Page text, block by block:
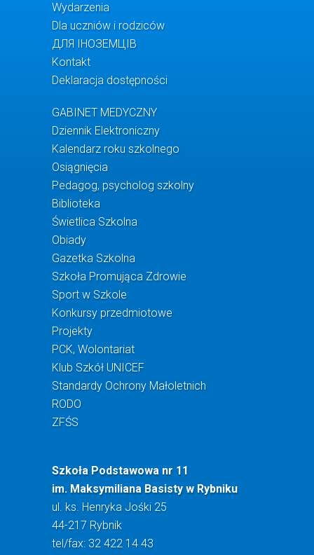
Wydarzenia
Dla uczniów i rodziców
ДЛЯ ІНОЗЕМЦІВ
Kontakt
Deklaracja dostępności
GABINET MEDYCZNY
Dziennik Elektroniczny
Kalendarz roku szkolnego
Osiągnięcia
Pedagog, psycholog szkolny
Biblioteka
Świetlica Szkolna
Obiady
Gazetka Szkolna
Szkoła Promująca Zdrowie
Sport w Szkole
Konkursy przedmiotowe
Projekty
PCK, Wolontariat
Klub Szkół UNICEF
Standardy Ochrony Małoletnich
RODO
ZFŚS
Szkoła Podstawowa nr 11
im. Maksymiliana Basisty w Rybniku
ul. ks. Henryka Jośki 25
44-217 Rybnik
tel/fax: 32 422 14 43